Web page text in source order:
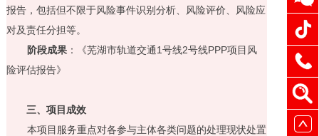
报告，包括但不限于风险事件识别分析、风险评价、风险应
对及责任分担等。
阶段成果 ：《芜湖市轨道交通1号线2号线PPP项目风
险评估报告》
三、项目成效
本项目服务重点对各参与主体各类问题的处理现状处置